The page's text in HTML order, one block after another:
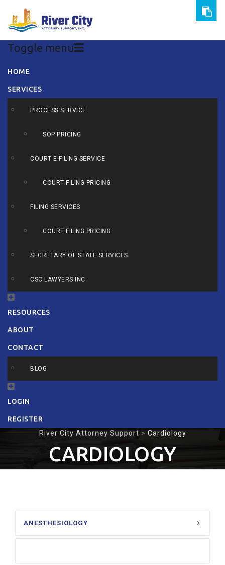
Toggle menu
Skip
content
HOME
SERVICES
PROCESS SERVICE
SOP PRICING
COURT E-FILING SERVICE
COURT FILING PRICING
FILING SERVICES
COURT FILING PRICING
SECRETARY OF STATE SERVICES
CSC LAWYERS INC.
RESOURCES
ABOUT
CONTACT
BLOG
LOGIN
REGISTER
River City Attorney Support > Cardiology
CARDIOLOGY
ANESTHESIOLOGY